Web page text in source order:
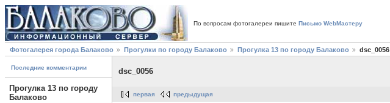
По вопросам фотогалереи пишите Письмо WebМастеру
Фотогалерея города Балаково Прогулки по городу Балаково Прогулка 13 по городу Балаково dsc_0056
Последние комментарии
Прогулка 13 по городу
Балаково
dsc_0056
первая предыдущая